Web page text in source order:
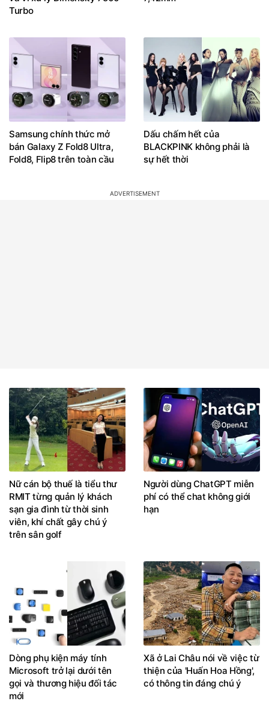
Turbo
Samsung chính thức mở
bán Galaxy Z Fold8 Ultra,
Fold8, Flip8 trên toàn cầu
Dấu chấm hết của
BLACKPINK không phải là
sự hết thời
Nữ cán bộ thuế là tiểu thư
RMIT từng quản lý khách
sạn gia đình từ thời sinh
viên, khí chất gây chú ý
trên sân golf
Người dùng ChatGPT miễn
phí có thể chat không giới
hạn
Dòng phụ kiện máy tính
Microsoft trở lại dưới tên
gọi và thương hiệu đối tác
mới
Xã ở Lai Châu nói về việc từ
thiện của 'Huấn Hoa Hồng',
có thông tin đáng chú ý